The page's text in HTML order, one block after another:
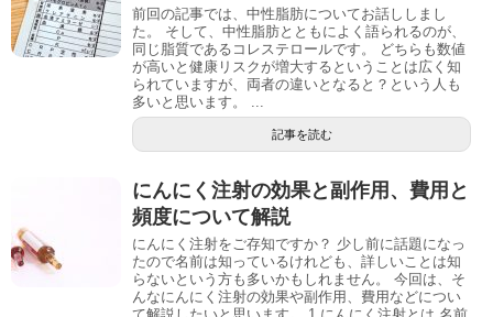
前回の記事では、中性脂肪についてお話ししまし
た。 そして、中性脂肪とともによく語られるのが、
同じ脂質であるコレステロールです。 どちらも数値
が高いと健康リスクが増大するということは広く知
られていますが、両者の違いとなると？という人も
多いと思います。 ...
記事を読む
にんにく注射の効果と副作用、費用と
頻度について解説
にんにく注射をご存知ですか？ 少し前に話題になっ
たので名前は知っているけれども、詳しいことは知
らないという方も多いかもしれません。 今回は、そ
んなにんにく注射の効果や副作用、費用などについ